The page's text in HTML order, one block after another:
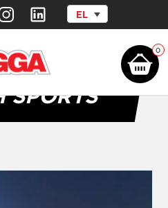
EL
0
Εξοπλισμός/Beach Sports
SPORTS